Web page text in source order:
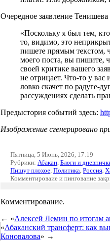
Очередное заявление
«Поскольку я был тем,
то, видимо, это
пишете прямым текстом,
моего поста, вы пишите,
своей критике вашего
не отрицает. Что-то у вас
ловко скачет по радуге-
рассуждениях сделать
Предыстория событий здесь:
Изображение сгенерировано
Пятница, 5 Июнь, 2026, 17:19
Рубрики: Абакан Блоги и
Пишут плохое Политика Россия
Комментироваие и пингование
Комментирование.
← «Алексей Лемин по итогам
«Абаканский трансферт: как
Коновалова» →